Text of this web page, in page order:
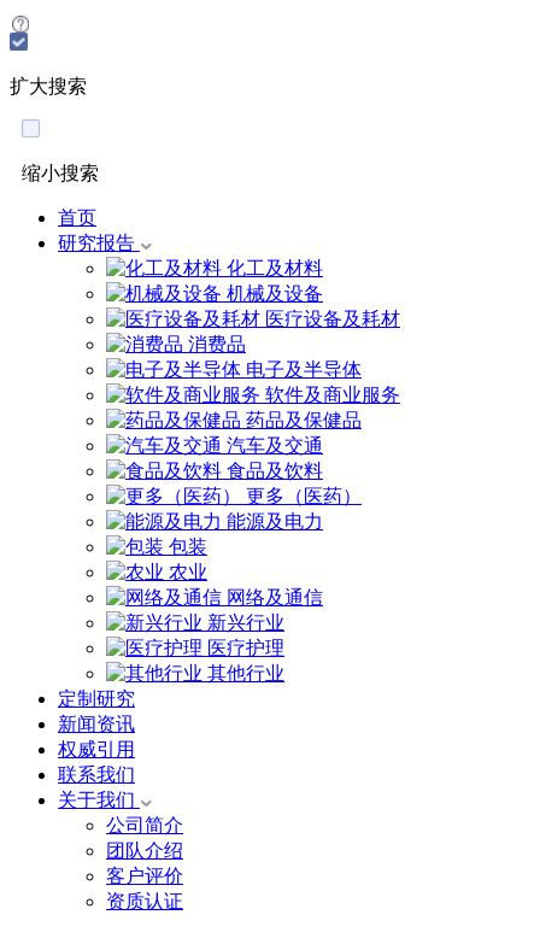
扩大搜索
缩小搜索
首页
研究报告
化工及材料
机械及设备
医疗设备及耗材
消费品
电子及半导体
软件及商业服务
药品及保健品
汽车及交通
食品及饮料
更多（医药）
能源及电力
包装
农业
网络及通信
新兴行业
医疗护理
其他行业
定制研究
新闻资讯
权威引用
联系我们
关于我们
公司简介
团队介绍
客户评价
资质认证